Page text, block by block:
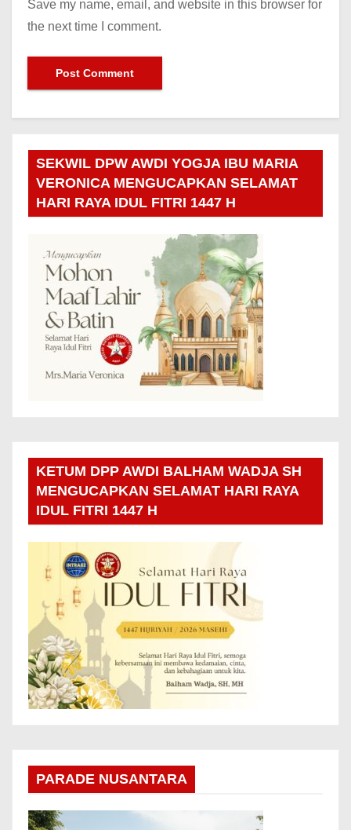
Save my name, email, and website in this browser for
the next time I comment.
SEKWIL DPW AWDI YOGJA IBU MARIA
VERONICA MENGUCAPKAN SELAMAT
HARI RAYA IDUL FITRI 1447 H
KETUM DPP AWDI BALHAM WADJA SH
MENGUCAPKAN SELAMAT HARI RAYA
IDUL FITRI 1447 H
PARADE NUSANTARA